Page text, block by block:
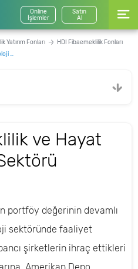
Online
İşlemler
Satın
Al
Yatırım Fonları
HDI Fibaemeklilik Fonları
EYF
ve Hayat
portföy değerinin devamlı
sektöründe faaliyet
şirketlerin ihraç ettikleri